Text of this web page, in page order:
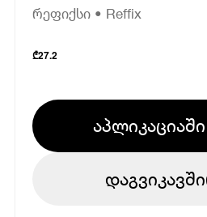
რეფიქსი • Reffix
₾27.2